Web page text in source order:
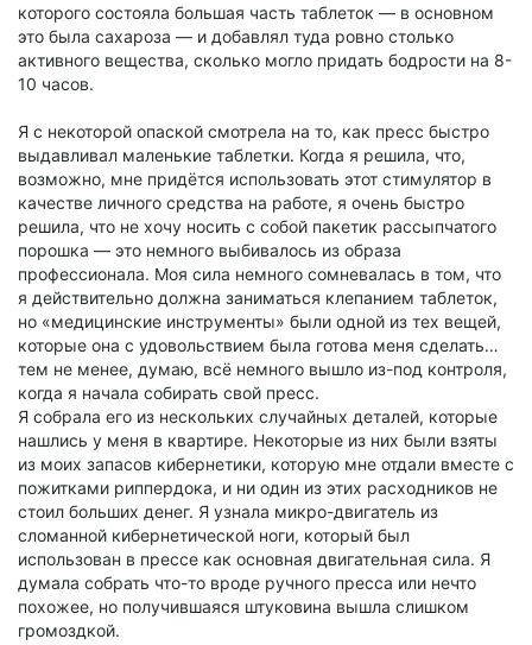
которого состояла большая часть таблеток — в основном
это была сахароза — и добавлял туда ровно столько
активного вещества, сколько могло придать бодрости на 8-
10 часов.
Я с некоторой опаской смотрела на то, как пресс быстро
выдавливал маленькие таблетки. Когда я решила, что,
возможно, мне придётся использовать этот стимулятор в
качестве личного средства на работе, я очень быстро
решила, что не хочу носить с собой пакетик рассыпчатого
порошка — это немного выбивалось из образа
профессионала. Моя сила немного сомневалась в том, что
я действительно должна заниматься клепанием таблеток,
но «медицинские инструменты» были одной из тех вещей,
которые она с удовольствием была готова меня сделать…
тем не менее, думаю, всё немного вышло из-под контроля,
когда я начала собирать свой пресс.
Я собрала его из нескольких случайных деталей, которые
нашлись у меня в квартире. Некоторые из них были взяты
из моих запасов кибернетики, которую мне отдали вместе с
пожитками риппердока, и ни один из этих расходников не
стоил больших денег. Я узнала микро-двигатель из
сломанной кибернетической ноги, который был
использован в прессе как основная двигательная сила. Я
думала собрать что-то вроде ручного пресса или нечто
похожее, но получившаяся штуковина вышла слишком
громоздкой.